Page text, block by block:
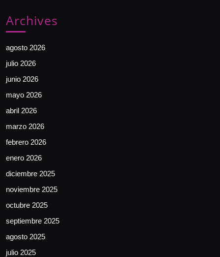
Archives
agosto 2026
julio 2026
junio 2026
mayo 2026
abril 2026
marzo 2026
febrero 2026
enero 2026
diciembre 2025
noviembre 2025
octubre 2025
septiembre 2025
agosto 2025
julio 2025